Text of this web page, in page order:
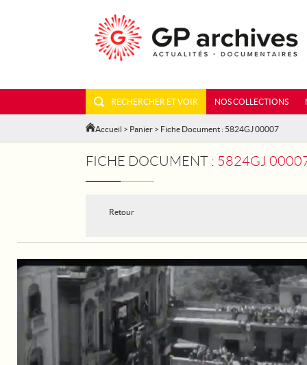
RECHERCHER ET VOIR NOS COLLECTIONS
Accueil > Panier > Fiche Document : 5824GJ 00007
FICHE DOCUMENT : 5824GJ
Retour